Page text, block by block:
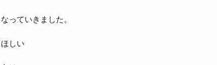
っていきました。
しい